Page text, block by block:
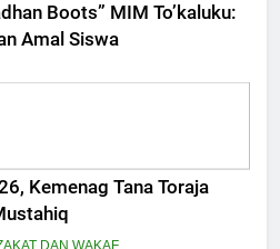
Boots” MIM To’kaluku:
Amal Siswa
Kemenag Tana Toraja